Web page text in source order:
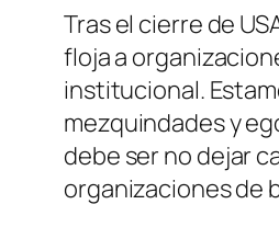
Tras el cierre de
floja a
institucional.
mezquindades y
debe ser no dejar
organizaciones de